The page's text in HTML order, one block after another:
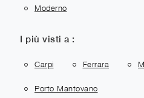
Moderno
I più visti a :
Carpi Ferrara
Porto Mantovano